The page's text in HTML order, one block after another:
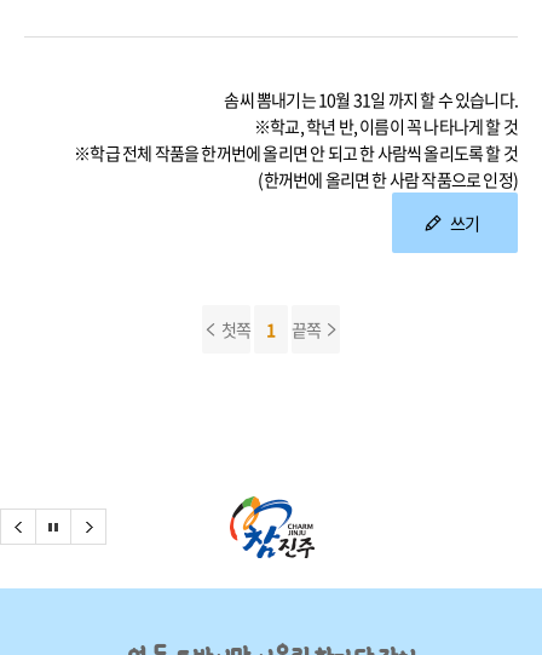
솜씨 뽐내기는 10월 31일 까지 할 수 있습니다.
※학교, 학년 반, 이름이 꼭 나타나게 할 것
※학급 전체 작품을 한꺼번에 올리면 안 되고 한 사람씩 올리도록 할 것
(한꺼번에 올리면 한 사람 작품으로 인정)
쓰기
첫쪽 1 끝쪽